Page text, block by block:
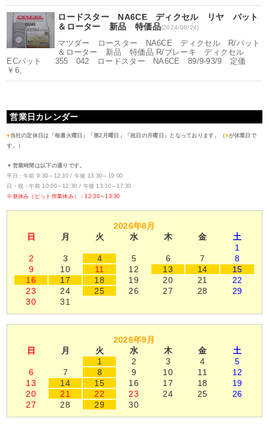
ロードスター NA6CE ディクセル リヤ パット
＆ローター 新品 特価品(2024/08/24)
マツダー ロースター NA6CE ディクセル R/パット
＆ローター 新品 特価品 R/ブレーキ ディクセル
ECパット 355 042 ロードスター NA6CE 89/9-93/9 定価
￥6,
営業日カレンダー
● 当社の定休日は「毎週火曜日」「第2月曜日」「祝日の月曜日」となっております。（■が休業日で
す。）
▼営業時間は以下の通りです。
平日：午前 9:30～12:30 / 午後 13:30～19:00
日・祝：午前 10:00～12:30 / 午後 13:30～17:30
※昼休み（ピット作業休み）：12:30～13:30
2026年8月
日
月 火 水 木 金
土
1
2
3 4 5 6 7
8
9
10 11 12 13 14
15
16
17 18 19 20 21
22
23
24 25 26 27 28
29
30
31
2026年9月
日
月 火 水 木 金
土
1
2 3 4
5
6
7 8 9 10 11
12
13
14 15 16 17 18
19
20
21 22 23 24 25
26
27
28 29 30